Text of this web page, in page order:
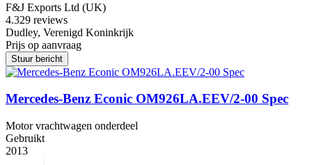
F&J Exports Ltd (UK)
4.329 reviews
Dudley, Verenigd Koninkrijk
Prijs op aanvraag
Stuur bericht
Mercedes-Benz Econic OM926LA.EEV/2-00 Spec
Motor vrachtwagen onderdeel
Gebruikt
2013